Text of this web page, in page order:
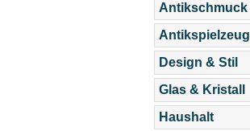
Antikschmuck
Antikspielzeug
Design & Stil
Glas & Kristall
Haushalt